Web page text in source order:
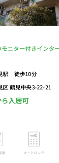
モニター付きイン
用可能/東京・品川
レンタル中！
駅 徒歩10分
区 鶴見中央3-22-21
入居可
機 オートロック